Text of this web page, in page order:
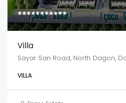
***********
Villa
VILLA